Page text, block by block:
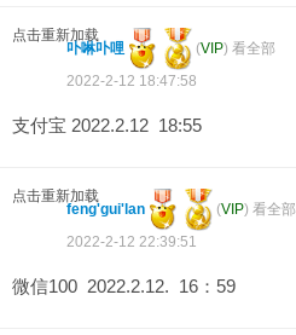
点击重新加载
卟啉卟哩 (VIP) 看全部
2022-2-12 18:47:58
支付宝 2022.2.12 18:55
点击重新加载
feng'gui'lan (VIP) 看全部
2022-2-12 22:39:51
微信100 2022.2.12. 16：59